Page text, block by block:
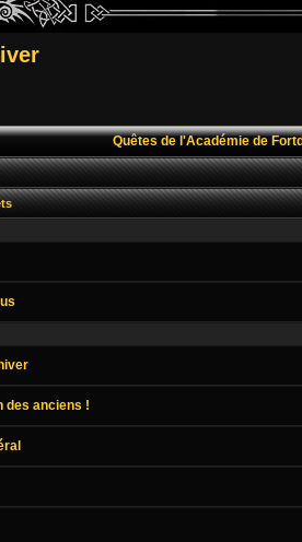
Quêtes de l'Académie de
des anciens !